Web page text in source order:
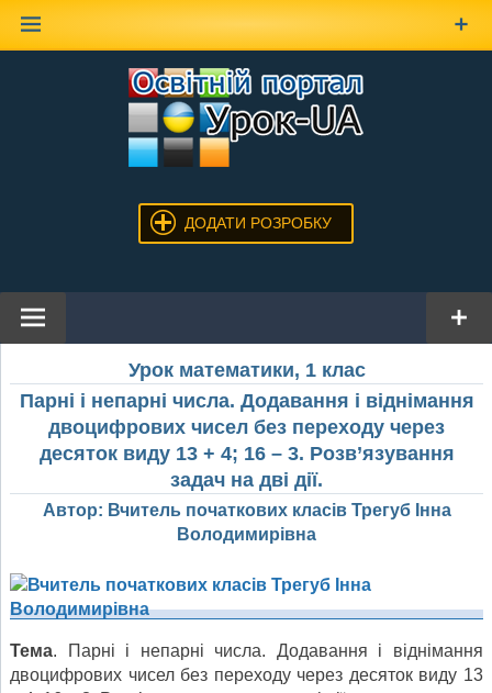
ДОДАТИ РОЗРОБКУ
Урок математики, 1 клас
Парні і непарні числа. Додавання і віднімання
двоцифрових чисел без переходу через
десяток виду 13 + 4; 16 – 3. Розв’язування
задач на дві дії.
Автор: Вчитель початкових класів Трегуб Інна
Володимирівна
Тема. Парні і непарні числа. Додавання і віднімання
двоцифрових чисел без переходу через десяток виду 13